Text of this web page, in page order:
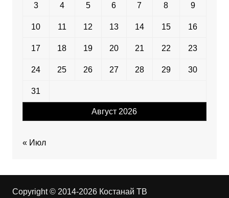
Август 2026
3 4 5 6 7 8 9
10 11 12 13 14 15 16
17 18 19 20 21 22 23
24 25 26 27 28 29 30
31
« Июл
Copyright © 2014-2026 Костанай ТВ